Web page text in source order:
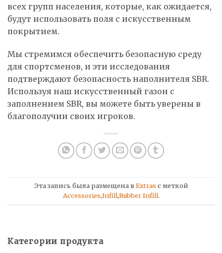
всех групп населения, которые, как ожидается,
будут использовать поля с искусственным
покрытием.
Мы стремимся обеспечить безопасную среду
для спортсменов, и эти исследования
подтверждают безопасность наполнителя SBR.
Используя наш искусственный газон с
заполнением SBR, вы можете быть уверены в
благополучии своих игроков.
Эта запись была размещена в Extras с меткой
Accessories,Infill,Rubber Infill.
Категории продукта